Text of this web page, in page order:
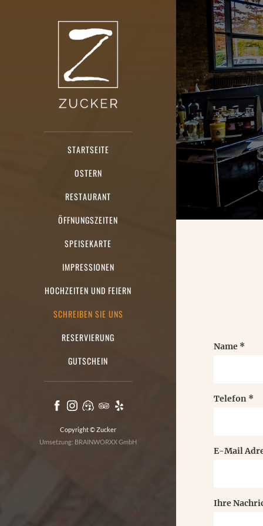
Zum Hauptinhalt
STARTSEITE
OSTERN
RESTAURANT
ÖFFNUNGSZEITEN
SPEISEKARTE
IMPRESSIONEN
HOCHZEITEN UND FEIERN
SCHREIBEN SIE UNS
RESERVIERUNG
GUTSCHEIN
Facebook
Instagram
MICHELIN
Tripadvisor
Copyright © Zucker
Umsetzung: BRAINWORXX GmbH
Name *
Telefon *
E-Mail
Ihre